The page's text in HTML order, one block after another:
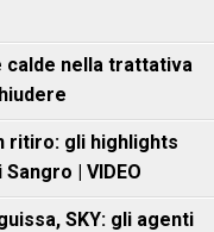
calde nella trattativa
ritiro: gli highlights
| VIDEO
SKY: gli agenti